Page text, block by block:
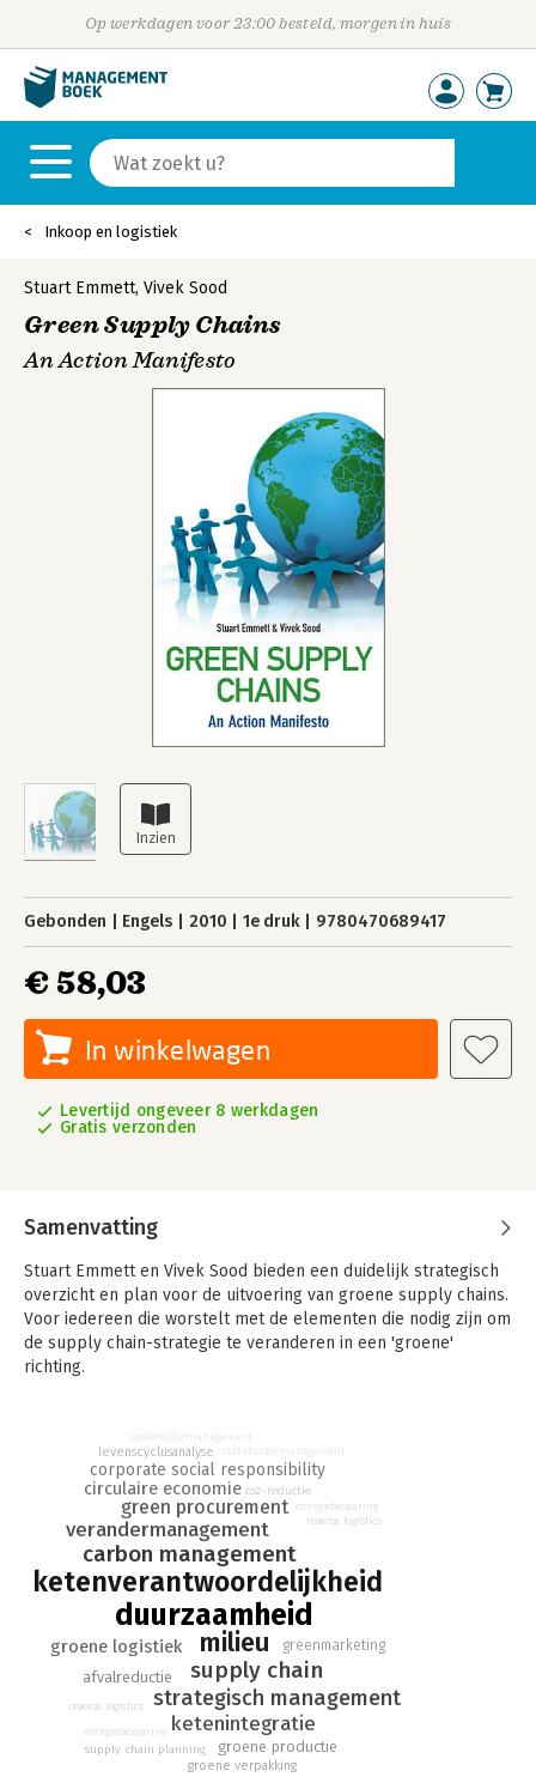
Op werkdagen voor 23:00 besteld, morgen in huis
Inkoop en logistiek
Stuart Emmett, Vivek Sood
Green Supply Chains
An Action Manifesto
Gebonden Engels 2010 1e druk 9780470689417
€ 58,03
In winkelwagen
Levertijd ongeveer 8 werkdagen
Gratis verzonden
Samenvatting
Stuart Emmett en Vivek Sood bieden een duidelijk strategisch
overzicht en plan voor de uitvoering van groene supply chains.
Voor iedereen die worstelt met de elementen die nodig zijn om
de supply chain-strategie te veranderen in een 'groene'
richting.
duurzaamheid
ketenverantwoordelijkheid
milieu
carbon management
supply chain
verandermanagement
strategisch management
green procurement
ketenintegratie
groene logistiek
circulaire economie
afvalreductie
corporate social responsibility
greenmarketing
groene productie
groene verpakking
supply chain planning
co2-reductie
levenscyclusanalyse
stakeholdermanagement
energiebesparing
reverse logistics
stakeholdermanagement
energiebesparing
reverse logistics